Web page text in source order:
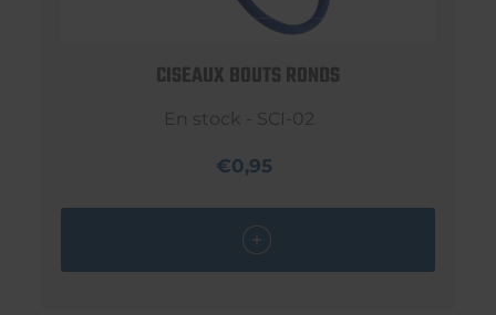
CISEAUX BOUTS RONDS
En stock - SCI-02
€0,95